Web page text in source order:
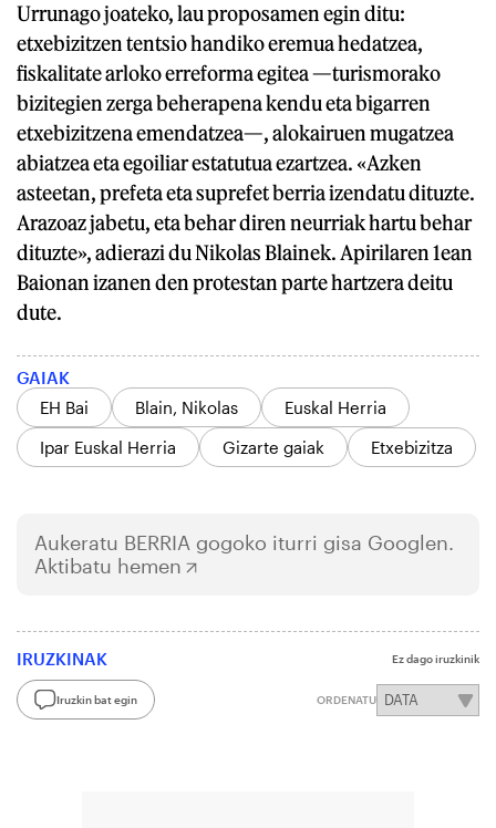
Urrunago joateko, lau proposamen egin ditu:
etxebizitzen tentsio handiko eremua hedatzea,
fiskalitate arloko erreforma egitea —turismorako
bizitegien zerga beherapena kendu eta bigarren
etxebizitzena emendatzea—, alokairuen mugatzea
abiatzea eta egoiliar estatutua ezartzea. «Azken
asteetan, prefeta eta suprefet berria izendatu dituzte.
Arazoaz jabetu, eta behar diren neurriak hartu behar
dituzte», adierazi du Nikolas Blainek. Apirilaren 1ean
Baionan izanen den protestan parte hartzera deitu
dute.
GAIAK
EH Bai
Blain, Nikolas
Euskal Herria
Ipar Euskal Herria
Gizarte gaiak Etxebizitza
Aukeratu BERRIA gogoko iturri gisa Googlen.
Aktibatu hemen
IRUZKINAK Ez dago iruzkinik
Iruzkin bat egin ORDENATU